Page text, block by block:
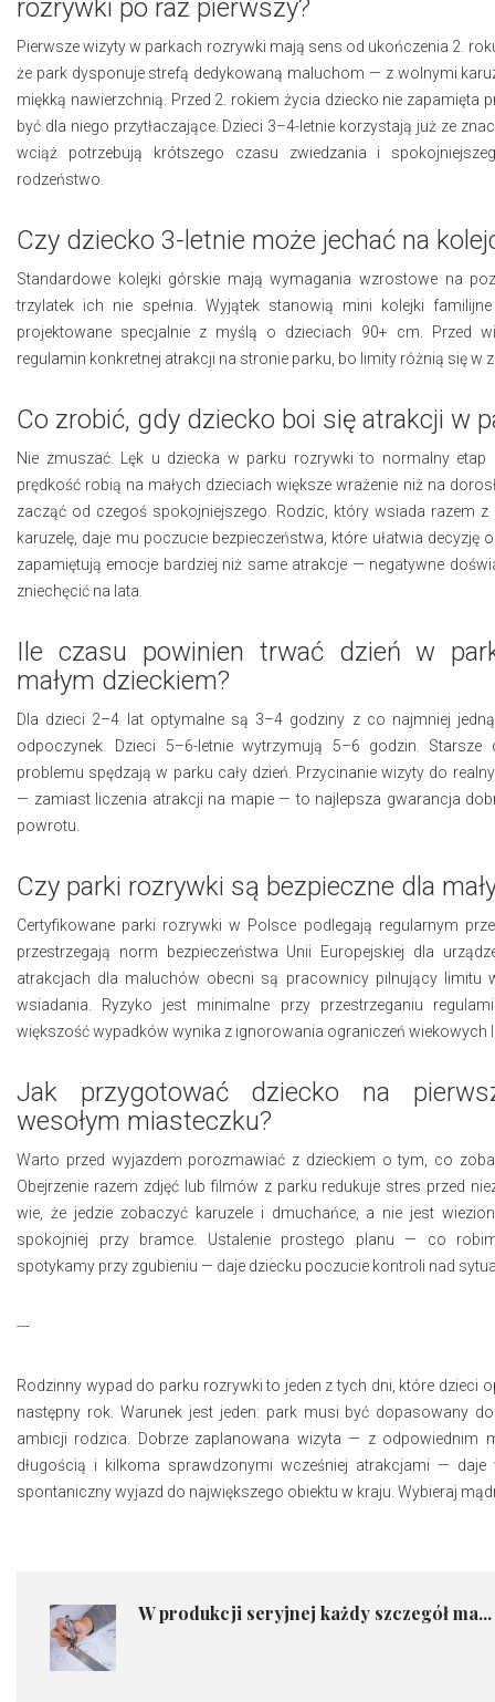
rozrywki po raz pierwszy?
Pierwsze wizyty w parkach rozrywki mają sens od ukończenia 2.
że park dysponuje strefą dedykowaną maluchom — z wolnymi
miękką nawierzchnią. Przed 2. rokiem życia dziecko nie zapamięta
być dla niego przytłaczające. Dzieci 3–4-letnie korzystają już ze
wciąż potrzebują krótszego czasu zwiedzania i
rodzeństwo.
Czy dziecko 3-letnie może jechać na
Standardowe kolejki górskie mają wymagania wzrostowe na
trzylatek ich nie spełnia. Wyjątek stanowią mini kolejki
projektowane specjalnie z myślą o dzieciach 90+ cm. Przed
regulamin konkretnej atrakcji na stronie parku, bo limity różnią się w
Co zrobić, gdy dziecko boi się atrakcji w
Nie zmuszać. Lęk u dziecka w parku rozrywki to normalny etap
prędkość robią na małych dzieciach większe wrażenie niż na
zacząć od czegoś spokojniejszego. Rodzic, który wsiada razem z
karuzelę, daje mu poczucie bezpieczeństwa, które ułatwia decyzję
zapamiętują emocje bardziej niż same atrakcje — negatywne
zniechęcić na lata.
Ile czasu powinien trwać dzień w
małym dzieckiem?
Dla dzieci 2–4 lat optymalne są 3–4 godziny z co najmniej
odpoczynek. Dzieci 5–6-letnie wytrzymują 5–6 godzin.
problemu spędzają w parku cały dzień. Przycinanie wizyty do
— zamiast liczenia atrakcji na mapie — to najlepsza gwarancja
powrotu.
Czy parki rozrywki są bezpieczne dla
Certyfikowane parki rozrywki w Polsce podlegają regularnym
przestrzegają norm bezpieczeństwa Unii Europejskiej dla
atrakcjach dla maluchów obecni są pracownicy pilnujący limitu
wsiadania. Ryzyko jest minimalne przy przestrzeganiu
większość wypadków wynika z ignorowania ograniczeń wiekowych
Jak przygotować dziecko na
wesołym miasteczku?
Warto przed wyjazdem porozmawiać z dzieckiem o tym, co
Obejrzenie razem zdjęć lub filmów z parku redukuje stres przed
wie, że jedzie zobaczyć karuzele i dmuchańce, a nie jest
spokojniej przy bramce. Ustalenie prostego planu — co
spotykamy przy zgubieniu — daje dziecku poczucie kontroli nad
---
Rodzinny wypad do parku rozrywki to jeden z tych dni, które dzieci
następny rok. Warunek jest jeden: park musi być dopasowany
ambicji rodzica. Dobrze zaplanowana wizyta — z odpowiednim
długością i kilkoma sprawdzonymi wcześniej atrakcjami — daje
spontaniczny wyjazd do największego obiektu w kraju. Wybieraj
W produkcji seryjnej każdy szczegół ma...